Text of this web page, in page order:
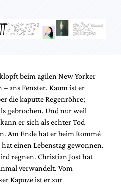
beim agilen New Yorker
ans Fenster. Kaum ist er
die kaputte Regenröhre;
gebrochen. Und nur weil
er sich als echter Tod
Am Ende hat er beim Rommé
einen Lebenstag gewonnen.
regnen. Christian Jost hat
verwandelt. Vom
Kapuze ist er zur